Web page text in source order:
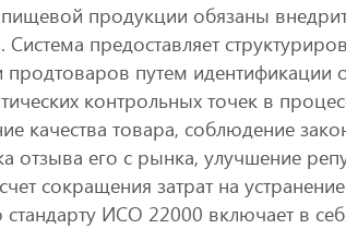
продукции обязаны
предоставляет
путем идентификации
контрольных точек в
качества товара, соблюдение
отзыва его с рынка, улучшение
сокращения затрат на
ИСО 22000 включает в